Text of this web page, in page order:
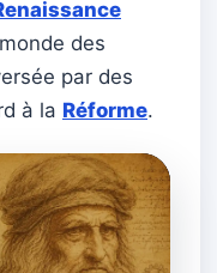
des
par des
à la Réforme.